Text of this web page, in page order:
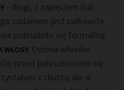
- długi, z zapięciem (lub
zadaniem jest całkowite
pobrudziło się formaliną.
WŁOSY. Osłona włosów
przed pobrudzeniem się
z chusty, ale w